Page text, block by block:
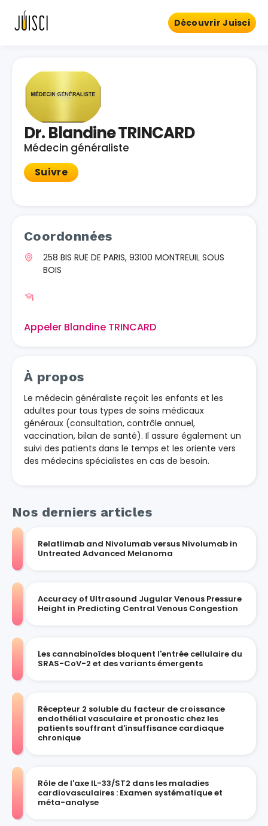
Découvrir Juisci
Dr. Blandine TRINCARD
Médecin généraliste
Suivre
Coordonnées
258 BIS RUE DE PARIS, 93100 MONTREUIL SOUS
BOIS
Appeler Blandine TRINCARD
À propos
Le médecin généraliste reçoit les enfants et les
adultes pour tous types de soins médicaux
généraux (consultation, contrôle annuel,
vaccination, bilan de santé). Il assure également un
suivi des patients dans le temps et les oriente vers
des médecins spécialistes en cas de besoin.
Nos derniers articles
Relatlimab and Nivolumab versus Nivolumab in
Untreated Advanced Melanoma
Accuracy of Ultrasound Jugular Venous Pressure
Height in Predicting Central Venous Congestion
Les cannabinoïdes bloquent l'entrée cellulaire du
SRAS-CoV-2 et des variants émergents
Récepteur 2 soluble du facteur de croissance
endothélial vasculaire et pronostic chez les
patients souffrant d'insuffisance cardiaque
chronique
Rôle de l'axe IL-33/ST2 dans les maladies
cardiovasculaires : Examen systématique et
méta-analyse